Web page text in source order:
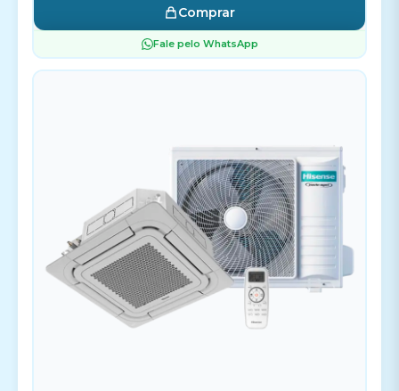
Comprar
Fale pelo WhatsApp